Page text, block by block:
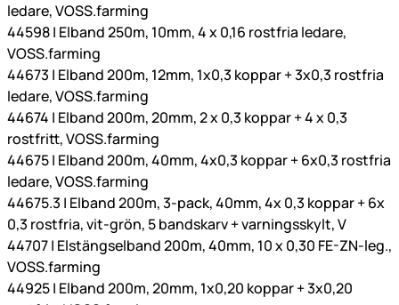
ledare, VOSS.farming
44598 | Elband 250m, 10mm, 4 x 0,16 rostfria ledare,
VOSS.farming
44673 | Elband 200m, 12mm, 1x0,3 koppar + 3x0,3 rostfria
ledare, VOSS.farming
44674 | Elband 200m, 20mm, 2 x 0,3 koppar + 4 x 0,3
rostfritt, VOSS.farming
44675 | Elband 200m, 40mm, 4x0,3 koppar + 6x0,3 rostfria
ledare, VOSS.farming
44675.3 | Elband 200m, 3-pack, 40mm, 4x 0,3 koppar + 6x
0,3 rostfria, vit-grön, 5 bandskarv + varningsskylt, V
44707 | Elstängselband 200m, 40mm, 10 x 0,30 FE-ZN-leg.,
VOSS.farming
44925 | Elband 200m, 20mm, 1x0,20 koppar + 3x0,20